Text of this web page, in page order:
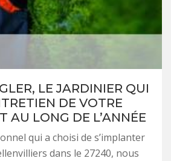
LE JARDINIER QUI
DE VOTRE
AU LONG DE L’ANNÉE
qui a choisi de s’implanter
dans le 27240, nous